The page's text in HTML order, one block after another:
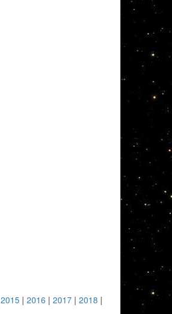
2015| 2016 | 2017| 2018 |